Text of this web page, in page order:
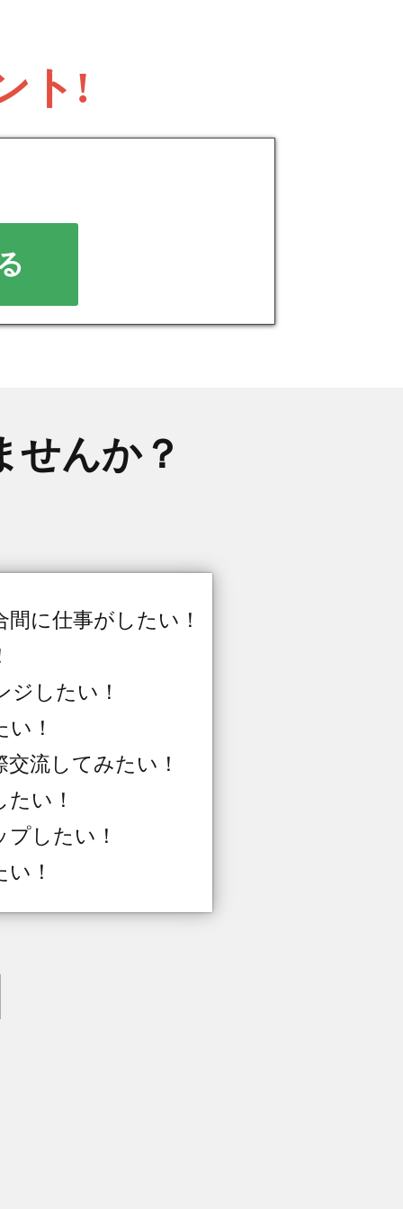
ト!
せんか？
に仕事がしたい！
ジしたい！
！
流してみたい！
い！
したい！
！